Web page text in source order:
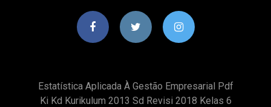
Estatística Aplicada À Gestão Empresarial Pdf
Ki Kd Kurikulum 2013 Sd Revisi 2018 Kelas 6